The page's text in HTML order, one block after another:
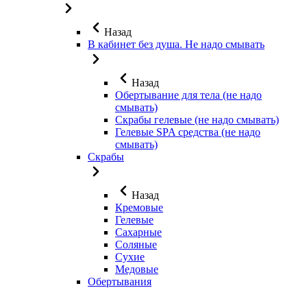
Назад
В кабинет без душа. Не надо смывать
Назад
Обертывание для тела (не надо
смывать)
Скрабы гелевые (не надо смывать)
Гелевые SPA средства (не надо
смывать)
Скрабы
Назад
Кремовые
Гелевые
Сахарные
Соляные
Сухие
Медовые
Обертывания